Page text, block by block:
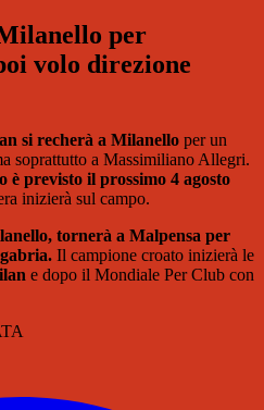
per
volo direzione
si recherà a Milanello per un
soprattutto a Massimiliano Allegri.
previsto il prossimo 4 agosto
inizierà sul campo.
tornerà a Malpensa per
Il campione croato inizierà le
e dopo il Mondiale Per Club con